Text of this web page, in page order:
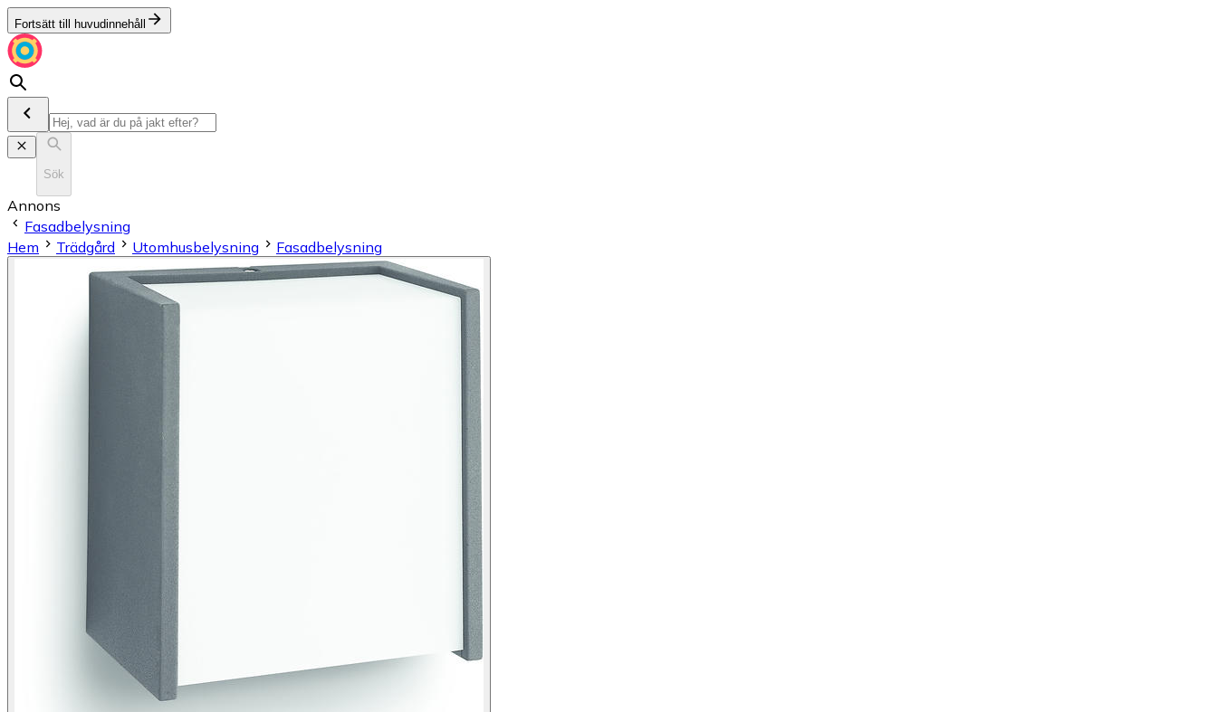
Fortsätt till huvudinnehåll
Sök
Annons
Fasadbelysning
Hem
Trädgård Utomhusbelysning Fasadbelysning